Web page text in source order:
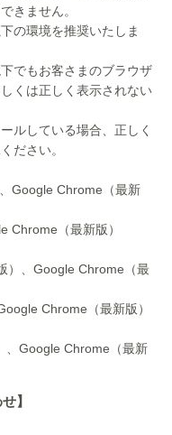
きません。
の環境を推奨いたしま
でもお客さまのブラウザ
くは正しく表示されない
ルしている場合、正しく
ださい。
Google Chrome（最新
Chrome（最新版）
）、Google Chrome（最
Chrome（最新版）
、Google Chrome（最新
】